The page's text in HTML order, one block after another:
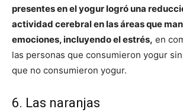
presentes en el yogur logró una
actividad cerebral en las áreas que
emociones, incluyendo el estrés, en
las personas que consumieron yogur
que no consumieron yogur.
6. Las naranjas